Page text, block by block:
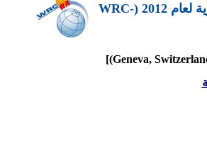
المؤتمر العالمي للاتصالات الراديوية لعام 2012 (WRC-